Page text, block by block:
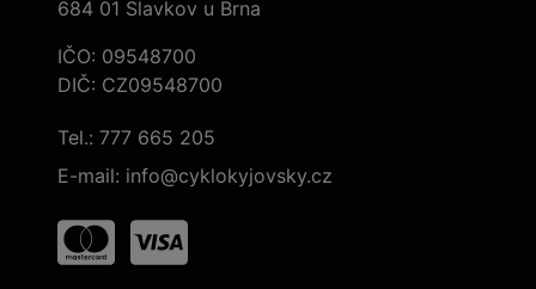
684 01 Slavkov u Brna
IČO: 09548700
DIČ: CZ09548700
Tel.: 777 665 205
E-mail: info@cyklokyjovsky.cz